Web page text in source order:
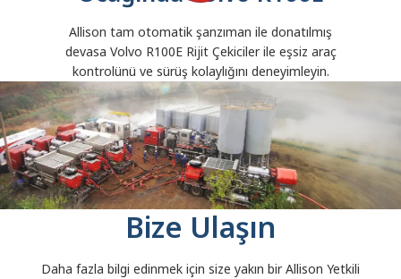
Allison tam otomatik şanzıman ile donatılmış
devasa Volvo R100E Rijit Çekiciler ile eşsiz araç
kontrolünü ve sürüş kolaylığını deneyimleyin.
Bize Ulaşın
Daha fazla bilgi edinmek için size yakın bir Allison Yetkili